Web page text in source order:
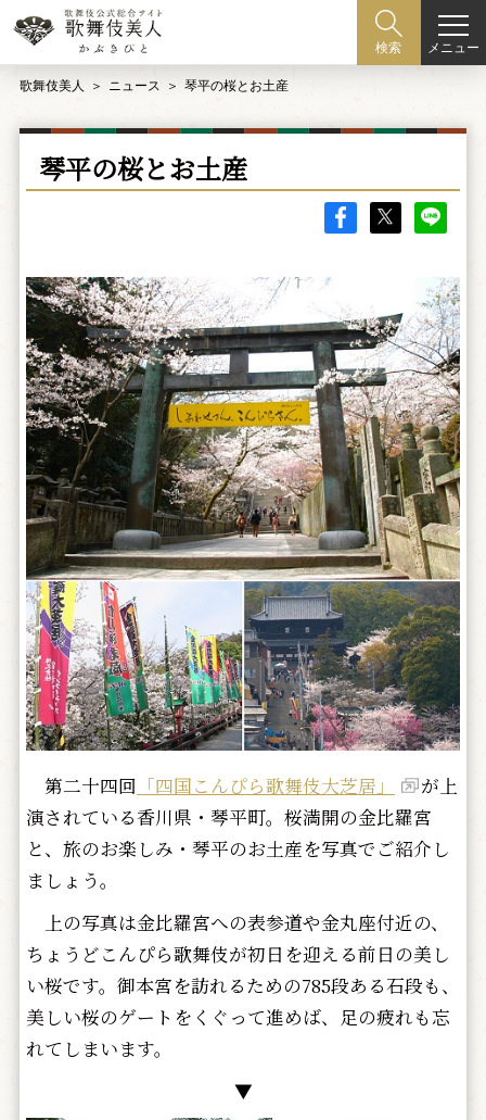
検索 メニュー
歌舞伎美人 ニュース 琴平の桜とお土産
琴平の桜とお土産
第二十四回 「四国こんぴら歌舞伎大芝居」
が上
演されている香川県・琴平町。桜満開の金比羅宮
と、旅のお楽しみ・琴平のお土産を写真でご紹介し
ましょう。
上の写真は金比羅宮への表参道や金丸座付近の、
ちょうどこんぴら歌舞伎が初日を迎える前日の美し
い桜です。御本宮を訪れるための785段ある石段も、
美しい桜のゲートをくぐって進めば、足の疲れも忘
れてしまいます。
▼